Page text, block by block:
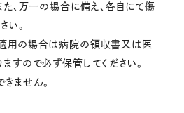
た、万一の場合に備え、各自にて傷
い。
用の場合は病院の領収書又は医
すので必ず保管してください。
ません。